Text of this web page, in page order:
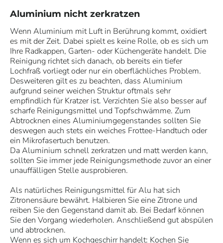
Aluminium nicht zerkratzen
Wenn Aluminium mit Luft in Berührung kommt, oxidiert
es mit der Zeit. Dabei spielt es keine Rolle, ob es sich um
Ihre Radkappen, Garten- oder Küchengeräte handelt. Die
Reinigung richtet sich danach, ob bereits ein tiefer
Lochfraß vorliegt oder nur ein oberflächliches Problem.
Desweiteren gilt es zu beachten, dass Aluminium
aufgrund seiner weichen Struktur oftmals sehr
empfindlich für Kratzer ist. Verzichten Sie also besser auf
scharfe Reinigungsmittel und Topfschwämme. Zum
Abtrocknen eines Aluminiumgegenstandes sollten Sie
deswegen auch stets ein weiches Frottee-Handtuch oder
ein Mikrofasertuch benutzen.
Da Aluminium schnell zerkratzen und matt werden kann,
sollten Sie immer jede Reinigungsmethode zuvor an einer
unauffälligen Stelle ausprobieren.
Als natürliches Reinigungsmittel für Alu hat sich
Zitronensäure bewährt. Halbieren Sie eine Zitrone und
reiben Sie den Gegenstand damit ab. Bei Bedarf können
Sie den Vorgang wiederholen. Anschließend gut abspülen
und abtrocknen.
Wenn es sich um Kochgeschirr handelt: Kochen Sie